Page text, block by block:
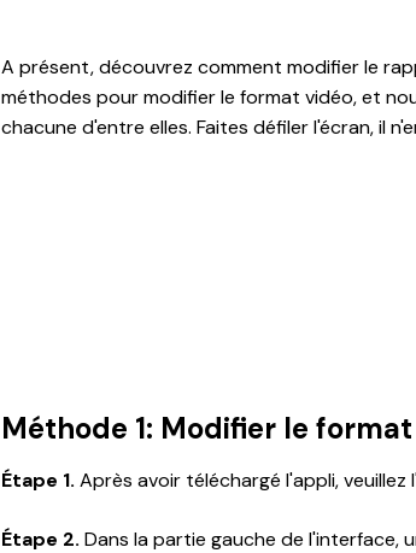
A présent, découvrez comment modifier le
méthodes pour modifier le format vidéo, et
chacune d'entre elles. Faites défiler l'écran, il
Méthode 1: Modifier le
Étape 1. Après avoir téléchargé l'appli,
Étape 2. Dans la partie gauche de l'interface,